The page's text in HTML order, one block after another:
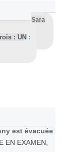
de Sara
– Ce...
: UN :
est évacuée
EN EXAMEN,